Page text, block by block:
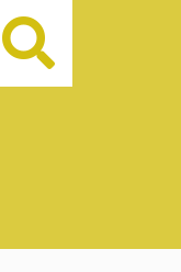
Buscar